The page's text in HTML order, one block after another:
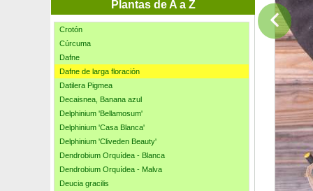
Plantas de A a Z
Crassula ovata Minor
Crotón
Cúrcuma
Dafne
Dafne de larga floración
Datilera Pigmea
Decaisnea, Banana azul
Delphinium 'Bellamosum'
Delphinium 'Casa Blanca'
Delphinium 'Cliveden Beauty'
Dendrobium Orquídea - Blanca
Dendrobium Orquídea - Malva
Deucia gracilis